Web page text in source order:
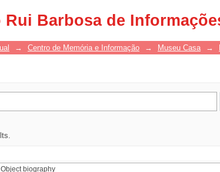
Barbosa de
→ Centro de Memória e Informação → Museu Casa →